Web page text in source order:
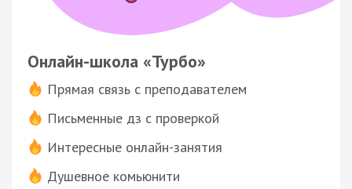
Онлайн-школа «Турбо»
Прямая связь с преподавателем
Письменные дз с проверкой
Интересные онлайн-занятия
Душевное комьюнити